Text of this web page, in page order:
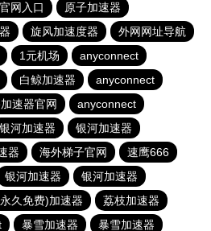
网入口
原子加速器
旋风加速度器
外网网址导航
1元机场
anyconnect
白鲸加速器
anyconnect
速器官网
anyconnect
银河加速器
银河加速器
器 海外梯子官网
速鹰666
银河加速器
银河加速器
久免费)加速器
荔枝加速器
暴雪加速器 暴雪加速器